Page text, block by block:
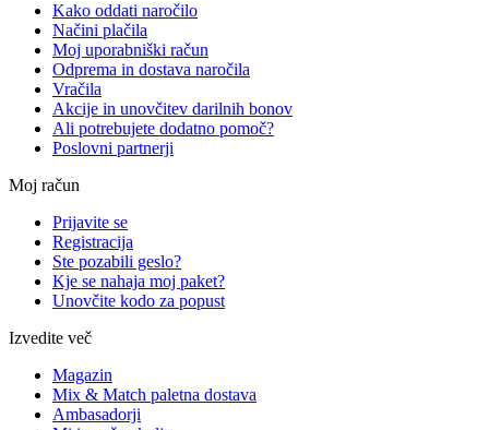
Kako oddati naročilo
Načini plačila
Moj uporabniški račun
Odprema in dostava naročila
Vračila
Akcije in unovčitev darilnih bonov
Ali potrebujete dodatno pomoč?
Poslovni partnerji
Moj račun
Prijavite se
Registracija
Ste pozabili geslo?
Kje se nahaja moj paket?
Unovčite kodo za popust
Izvedite več
Magazin
Mix & Match paletna dostava
Ambasadorji